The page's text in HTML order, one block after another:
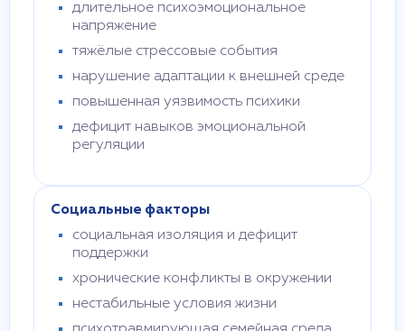
длительное психоэмоциональное
напряжение
тяжёлые стрессовые события
нарушение адаптации к внешней среде
повышенная уязвимость психики
дефицит навыков эмоциональной
регуляции
Социальные факторы
социальная изоляция и дефицит
поддержки
хронические конфликты в окружении
нестабильные условия жизни